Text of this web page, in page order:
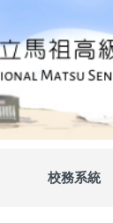
校務系統